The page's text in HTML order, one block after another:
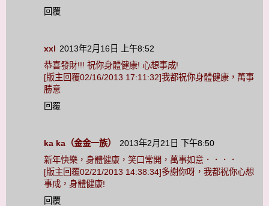
回覆
xxl 2013年2月16日 上午8:52
恭喜發財!!! 祝你身體健康! 心想事成!
[版主回覆02/16/2013 17:11:32]我都祝你身體健康，萬事
勝意
回覆
ka ka（金金一族）
2013年2月21日 下午8:50
新年快樂，身體健康，笑口常開，萬事如意．．．．
[版主回覆02/21/2013 14:38:34]多謝你呀，我都祝你心想
事成，身體健康!
回覆